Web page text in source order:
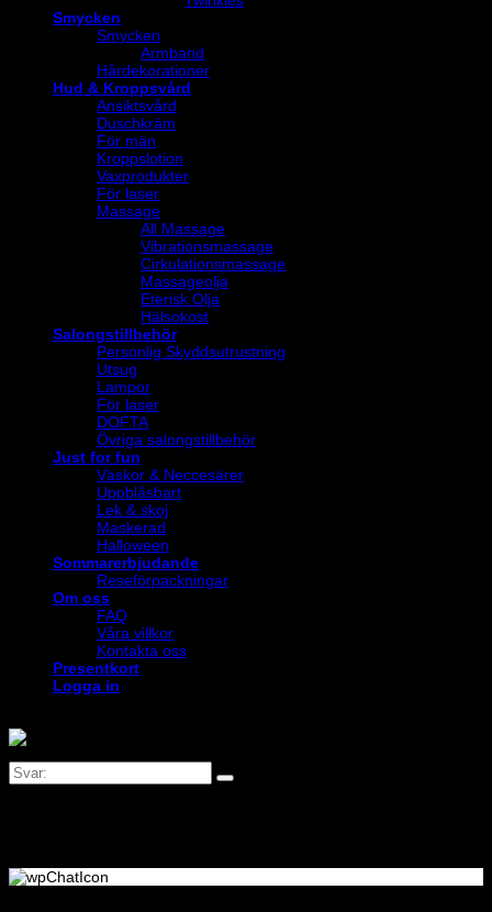
Smycken
Smycken
Armband
Hårdekorationer
Hud & Kroppsvård
Ansiktsvård
Duschkräm
För män
Kroppslotion
Vaxprodukter
För laser
Massage
All Massage
Vibrationsmassage
Cirkulationsmassage
Massageolja
Eterisk Olja
Hälsokost
Salongstillbehör
Personlig Skyddsutrustning
Utsug
Lampor
För laser
DOFTA
Övriga salongstillbehör
Just for fun
Väskor & Neccesärer
Uppblåsbart
Lek & skoj
Maskerad
Halloween
Sommarerbjudande
Reseförpackningar
Om oss
FAQ
Våra villkor
Kontakta oss
Presentkort
Logga in